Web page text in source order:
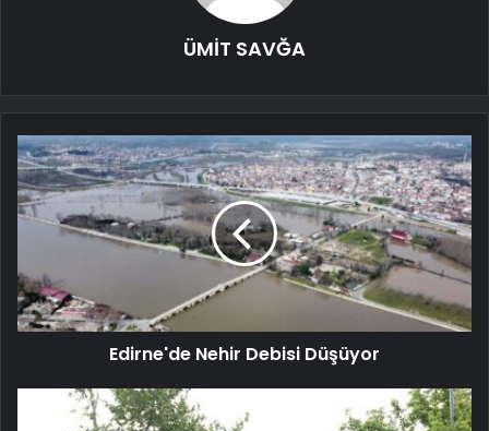
ÜMİT SAVĞA
Edirne'de Nehir Debisi Düşüyor